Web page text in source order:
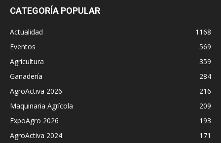
CATEGORÍA POPULAR
Actualidad
1168
Eventos
569
Agricultura
359
Ganadería
284
AgroActiva 2026
216
Maquinaria Agrícola
209
ExpoAgro 2026
193
AgroActiva 2024
171